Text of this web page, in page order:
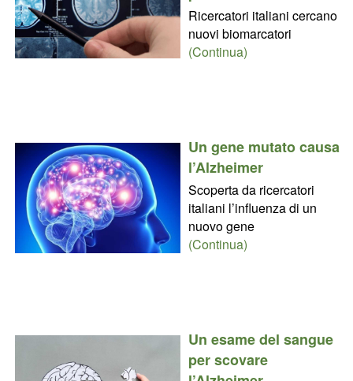
Ricercatori italiani cercano
nuovi biomarcatori
(Continua)
Un gene mutato causa
l’Alzheimer
Scoperta da ricercatori
italiani l’influenza di un
nuovo gene
(Continua)
Un esame del sangue
per scovare